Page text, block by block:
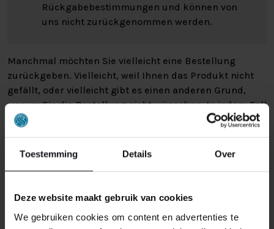
Toestemming Details Over
Deze website maakt gebruik van cookies
We gebruiken cookies om content en advertenties te
Rückgabebestimmungen und können von
uns nicht zurückgenommen werden.
Manchmal möchten Sie vielleicht eine Bestellung
zurückgeben. Vielleicht, weil Ihnen das Produkt nicht
gefällt, oder vielleicht gibt es einen anderen Grund,
warum Sie die Bestellung nicht wünschen. In jedem Fall
haben Sie das Recht, Ihre Bestellung bis zu14 Tage
Bitte behandeln Sie das Produkt sorgfältig und
vergewissern Sie sich, dass es richtig verpackt ist, wenn
ist oder die Verpackung mehr als nötig beschädigt ist,
in Rechnung stellen.